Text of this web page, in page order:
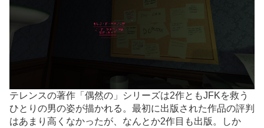
テレンスの著作「偶然の」シリーズは2作ともJFKを救う
ひとりの男の姿が描かれる。最初に出版された作品の評判
はあまり高くなかったが、なんとか2作目も出版。しか